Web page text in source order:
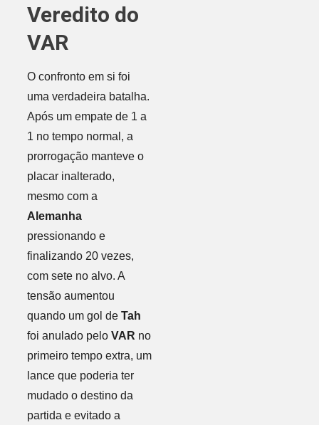
Veredito do
VAR
O confronto em si foi
uma verdadeira batalha.
Após um empate de 1 a
1 no tempo normal, a
prorrogação manteve o
placar inalterado,
mesmo com a
Alemanha
pressionando e
finalizando 20 vezes,
com sete no alvo. A
tensão aumentou
quando um gol de Tah
foi anulado pelo VAR no
primeiro tempo extra, um
lance que poderia ter
mudado o destino da
partida e evitado a